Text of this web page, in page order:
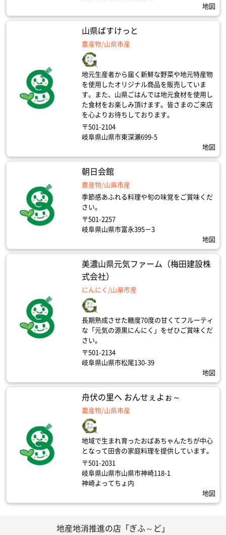
地図
山県ばすけっと
農産物/山県市産
地元生産者から届く新鮮な野菜や地元特産物
を使用したオリジナル商品を販売していま
す。また、山県ごはんでは地元食材を使用し
た食材をお楽しみ頂けます。皆さまのご来店
を心よりお待ちしております。
〒501-2104
岐阜県山県市東深瀬699-5
地図
朝日会館
農産物/山県市産
季節感あふれる料理や旬の味覚をご賞味くだ
さい。
〒501-2257
岐阜県山県市富永395－3
地図
美濃山県元気ファーム（梅田建設株
式会社）
にんにく/山県市産
長期熟成させた糖度70度の甘くてフルーティ
な「元気の源黒にんにく」をぜひご賞味くだ
さい。
〒501-2134
岐阜県山県市松尾130-39
地図
舟伏の里へ おんせぇよぉ～
農産物/山県市産
地域で生まれ育ったおばあちゃんたちが中心
となって田舎の家庭料理を提供しています。
〒501-2031
岐阜県山県市山県市神崎118-1
神崎よってちょ内
地図
地産地消推進の店「ぎふ～ど」